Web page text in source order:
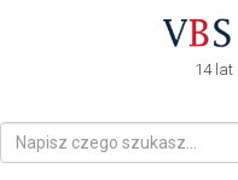
14 lat